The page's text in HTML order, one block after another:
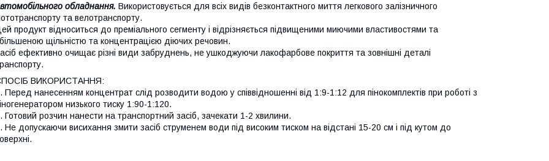
обладнання. Використовується для всіх видів безконтактного миття легкового залізничного
та велотранспорту.
продукт відноситься до преміального сегменту і відрізняється підвищеними миючими властивостями та
щільністю та концентрацією діючих речовин.
ефективно очищає різні види забруднень, не ушкоджуючи лакофарбове покриття та зовнішні деталі
ВИКОРИСТАННЯ:
Перед нанесенням концентрат слід розводити водою у співвідношенні від 1:9-1:12 для пінокомплектів при роботі з
низького тиску 1:90-1:120.
Готовий розчин нанести на транспортний засіб, зачекати 1-2 хвилини.
Не допускаючи висихання змити засіб струменем води під високим тиском на відстані 15-20 см і під кутом до